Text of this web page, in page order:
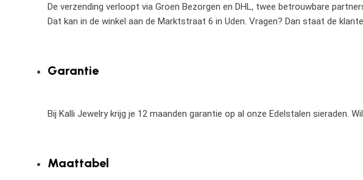
De verzending verloopt via Groen Bezorgen en DHL, twee betrouwbare
Dat kan in de winkel aan de Marktstraat 6 in Uden. Vragen? Dan staat de
Garantie
Bij Kalli Jewelry krijg je 12 maanden garantie op al onze Edelstalen sieraden.
Maattabel